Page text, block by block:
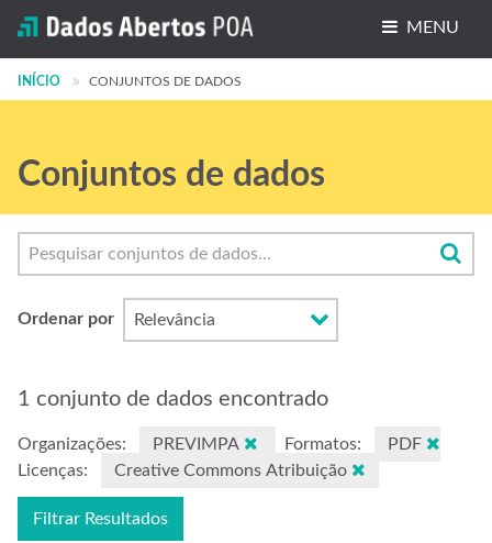
MENU
Conjuntos de dados
Grupos
Sobre
INÍCIO CONJUNTOS DE DADOS
Conjuntos de dados
Ordenar por
1 conjunto de dados encontrado
Organizações: PREVIMPA Formatos:
PDF
Licenças:
Creative Commons Atribuição
Filtrar Resultados